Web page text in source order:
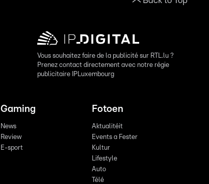
Vous souhaitez faire de la publicité sur RTL.lu ?
Prenez contact directement avec notre régie
publicitaire IPLuxembourg
Gaming
News
Review
E-sport
Fotoen
Aktualitéit
Events a Fester
Kultur
Lifestyle
Auto
Télé